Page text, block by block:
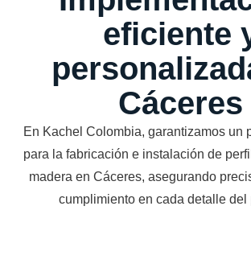
eficiente
Cáceres
En Kachel Colombia, garantizamos un
para la fabricación e instalación de
madera en Cáceres, asegurando
cumplimiento en cada detalle del